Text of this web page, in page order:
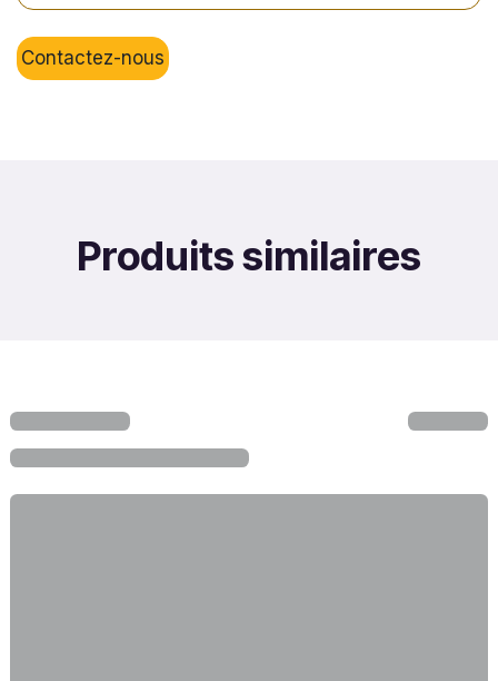
Contactez-nous
Produits similaires